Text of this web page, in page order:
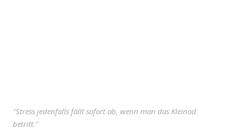
"Stress jedenfalls fällt sofort ab, wenn man das Kleinod
betritt."